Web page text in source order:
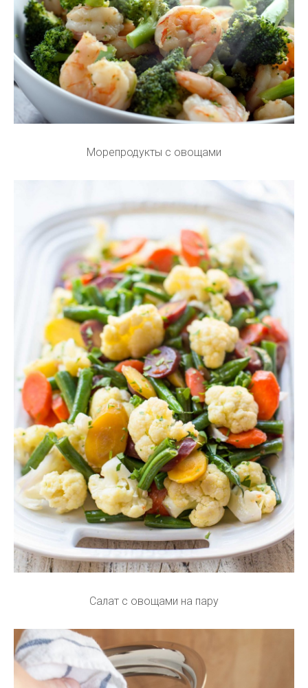
Морепродукты с овощами
Салат с овощами на пару